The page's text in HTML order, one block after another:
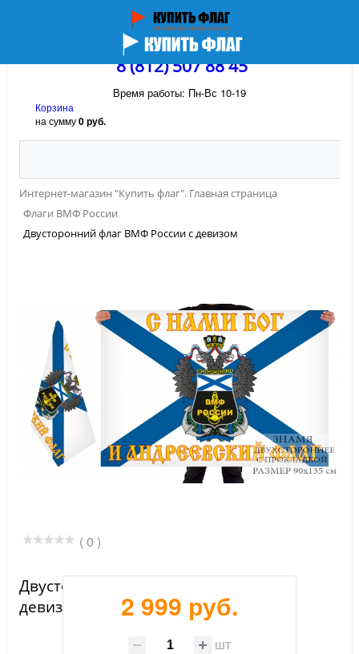
8 (812) 507 88 45
Время работы: Пн-Вс 10-19
Корзина
на сумму0 руб.
Интернет-магазин "Купить флаг". Главная страница
Флаги ВМФ России
Двусторонний флаг ВМФ России с девизом
( 0 )
Двусторонний флаг ВМФ России с
девизом
2 999 руб.
шт